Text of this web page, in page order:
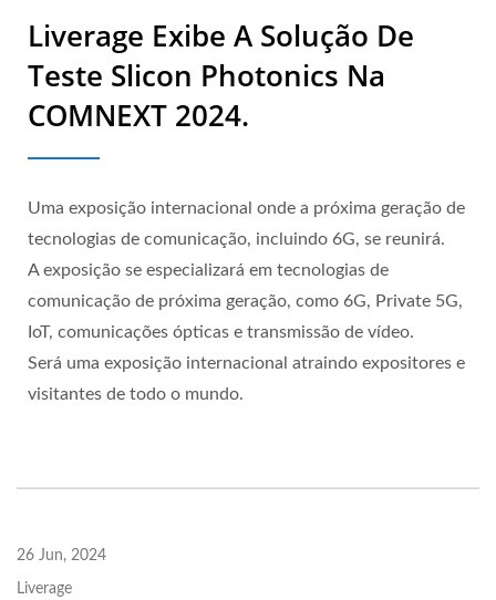
Liverage Exibe A Solução De
Teste Slicon Photonics Na
COMNEXT 2024.
Uma exposição internacional onde a próxima geração de
tecnologias de comunicação, incluindo 6G, se reunirá.
A exposição se especializará em tecnologias de
comunicação de próxima geração, como 6G, Private 5G,
IoT, comunicações ópticas e transmissão de vídeo.
Será uma exposição internacional atraindo expositores e
visitantes de todo o mundo.
26 Jun, 2024
Liverage